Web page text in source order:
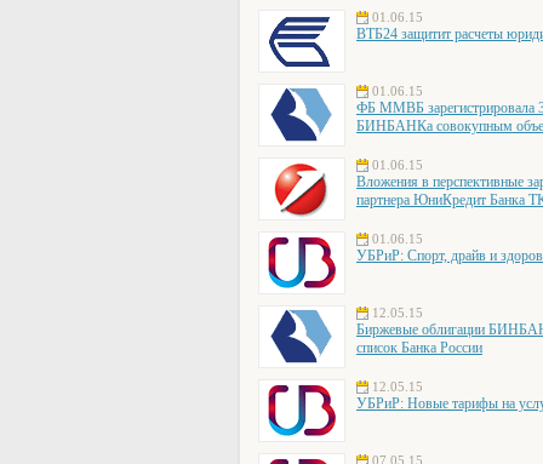
01.06.15
ВТБ24 защитит расчеты
01.06.15
ФБ ММВБ зарегистрировала
БИНБАНКа совокупным
01.06.15
Вложения в перспективные
партнера ЮниКредит Банка
01.06.15
УБРиР: Спорт, драйв и
12.05.15
Биржевые облигации
список Банка России
12.05.15
УБРиР: Новые тарифы на
07.05.15